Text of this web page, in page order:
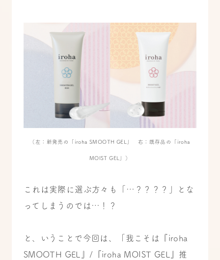
（左：新発売の「iroha SMOOTH GEL」 右：既存品の「iroha
MOIST GEL」）
これは実際に選ぶ方々も「…？？？？」とな
ってしまうのでは…！？
と、いうことで今回は、「我こそは『iroha
SMOOTH GEL』/『iroha MOIST GEL』推